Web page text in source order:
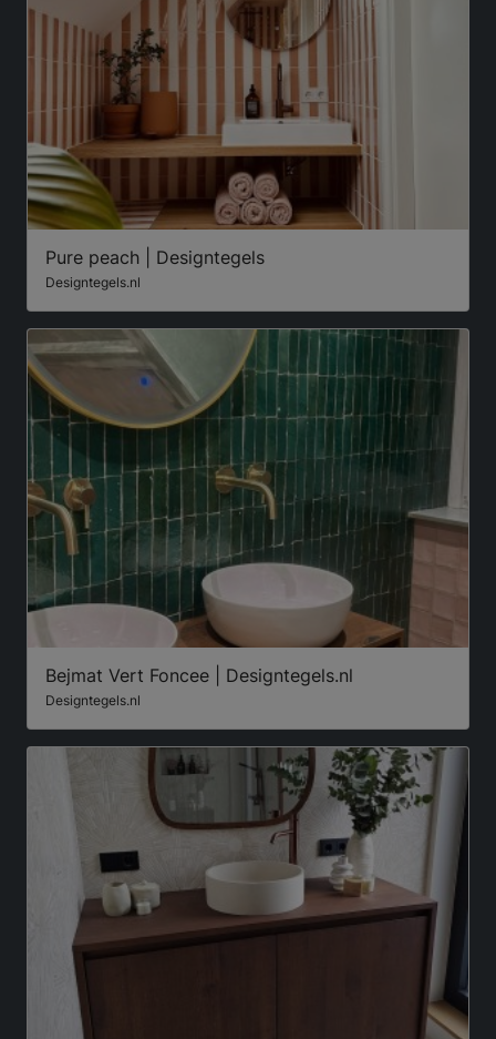
Pure peach | Designtegels
Designtegels.nl
Bejmat Vert Foncee | Designtegels.nl
Designtegels.nl